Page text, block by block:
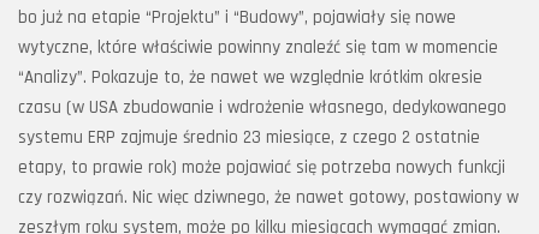
bo już na etapie “Projektu” i “Budowy”, pojawiały się nowe
wytyczne, które właściwie powinny znaleźć się tam w momencie
“Analizy”. Pokazuje to, że nawet we względnie krótkim okresie
czasu (w USA zbudowanie i wdrożenie własnego, dedykowanego
systemu ERP zajmuje średnio 23 miesiące, z czego 2 ostatnie
etapy, to prawie rok) może pojawiać się potrzeba nowych funkcji
czy rozwiązań. Nic więc dziwnego, że nawet gotowy, postawiony w
zeszłym roku system, może po kilku miesiącach wymagać zmian.